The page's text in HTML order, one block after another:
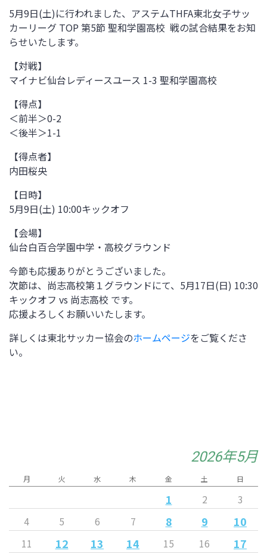
5月9日(土)に行われました、アステムTHFA東北女子サッ
カーリーグ TOP 第5節 聖和学園高校 戦の試合結果をお知
らせいたします。
【対戦】
マイナビ仙台レディースユース 1-3 聖和学園高校
【得点】
＜前半＞0-2
＜後半＞1-1
【得点者】
内田桜央
【日時】
5月9日(土) 10:00キックオフ
【会場】
仙台白百合学園中学・高校グラウンド
今節も応援ありがとうございました。
次節は、 尚志高校第１グラウンドにて、5月17日(日) 10:30
キックオフ vs 尚志高校 です。
応援よろしくお願いいたします。
詳しくは東北サッカー協会のホームページをご覧くださ
い。
2026年5月
月 火 水 木 金 土 日
1 2
3
4
5 6 7 8 9 10
11 12 13 14 15 16 17